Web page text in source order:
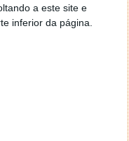
a este site e
inferior da página.